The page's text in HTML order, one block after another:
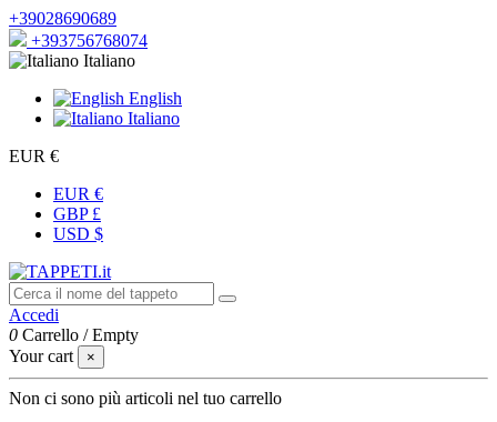
+39028690689
+393756768074
Italiano
English
Italiano
EUR €
EUR €
GBP £
USD $
Accedi
0 Carrello /Empty
Your cart
×
Non ci sono più articoli nel tuo carrello